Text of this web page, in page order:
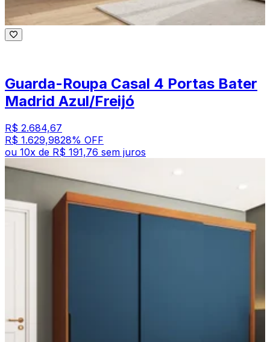
Guarda-Roupa Casal 4 Portas Bater
Madrid Azul/Freijó
R$ 2.684,67
R$ 1.629,9828% OFF
ou 10x de R$ 191,76 sem juros